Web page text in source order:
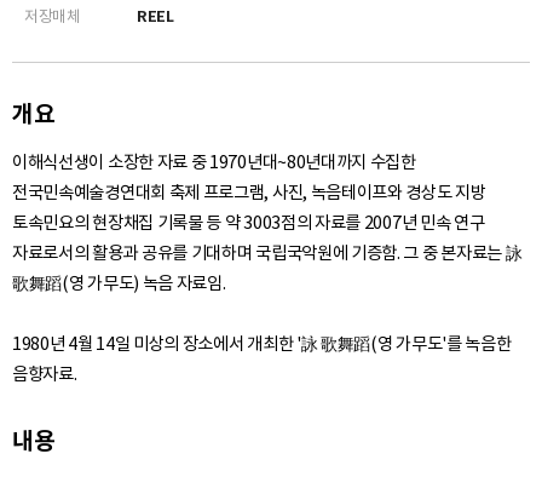
저장매체
REEL
개요
이해식선생이 소장한 자료 중 1970년대~80년대까지 수집한
전국민속예술경연대회 축제 프로그램, 사진, 녹음테이프와 경상도 지방
토속민요의 현장채집 기록물 등 약 3003점의 자료를 2007년 민속 연구
자료로서의 활용과 공유를 기대하며 국립국악원에 기증함. 그 중 본자료는 詠
歌舞蹈(영 가무도) 녹음 자료임.
1980년 4월 14일 미상의 장소에서 개최한 '詠 歌舞蹈(영 가무도'를 녹음한
음향자료.
내용